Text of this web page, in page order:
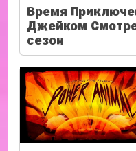
Время
Джейком
сезон